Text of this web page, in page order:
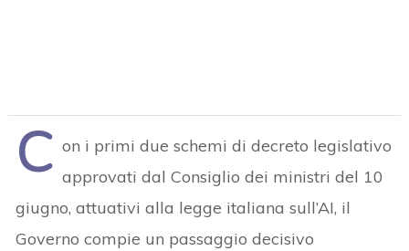
C on i primi due schemi di decreto legislativo
approvati dal Consiglio dei ministri del 10
giugno, attuativi alla legge italiana sull’AI, il
Governo compie un passaggio decisivo